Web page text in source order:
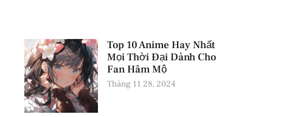
Top 10 Anime Hay Nhất
Mọi Thời Đại Dành Cho
Fan Hâm Mộ
Tháng 11 28, 2024